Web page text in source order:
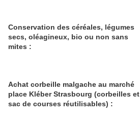
Conservation des céréales, légumes
secs, oléagineux, bio ou non sans
mites :
Achat corbeille malgache au marché
place Kléber Strasbourg (corbeilles et
sac de courses réutilisables) :